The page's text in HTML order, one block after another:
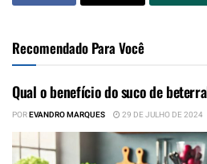
Recomendado Para Você
Qual o benefício do suco de
POREVANDRO MARQUES 29 DE JULHO DE 2024